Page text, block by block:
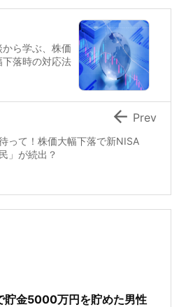
ら学ぶ、株価
下落時の対応法
って！株価大幅下落で新NISA
」が続出？
 Prev
貯金5000万円を貯めた男性